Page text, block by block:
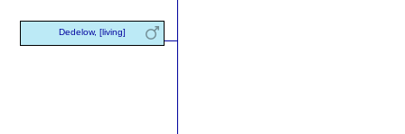
Dedelow, [living]